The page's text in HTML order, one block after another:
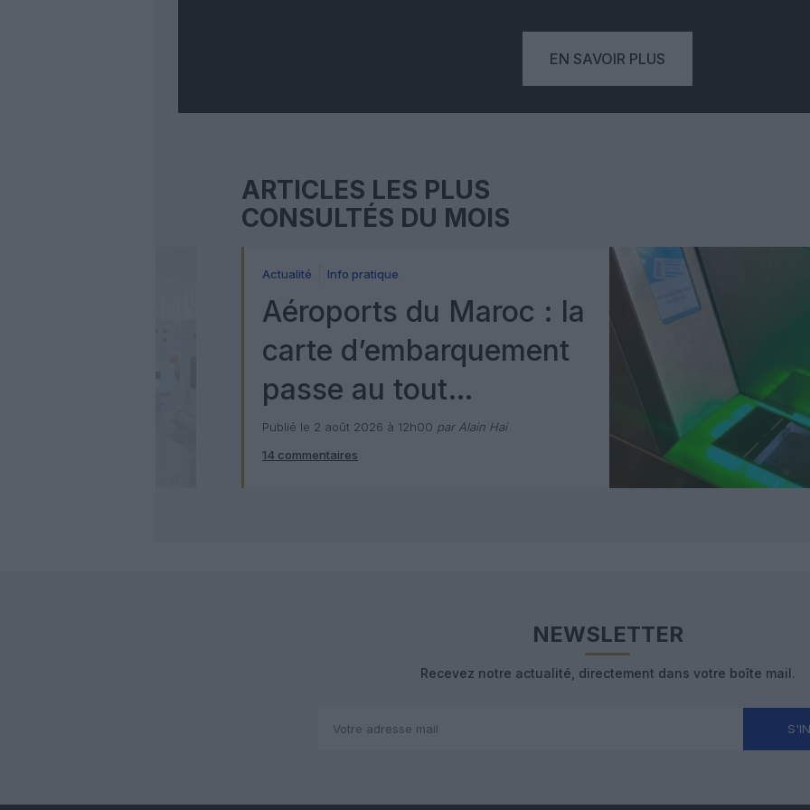
EN SAVOIR PLUS
ARTICLES LES PLUS
CONSULTÉS DU MOIS
Actualité Info pratique
Aéroports du Maroc : la
carte d’embarquement
passe au tout
numérique avec Pax
Check
Publié le 2 août 2026 à 12h00 par Alain Hai
14 commentaires
NEWSLETTER
Recevez notre actualité, directement dans votre boîte mail.